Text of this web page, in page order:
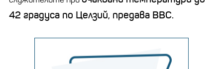
42 градуса по Целзий, предава BBC.